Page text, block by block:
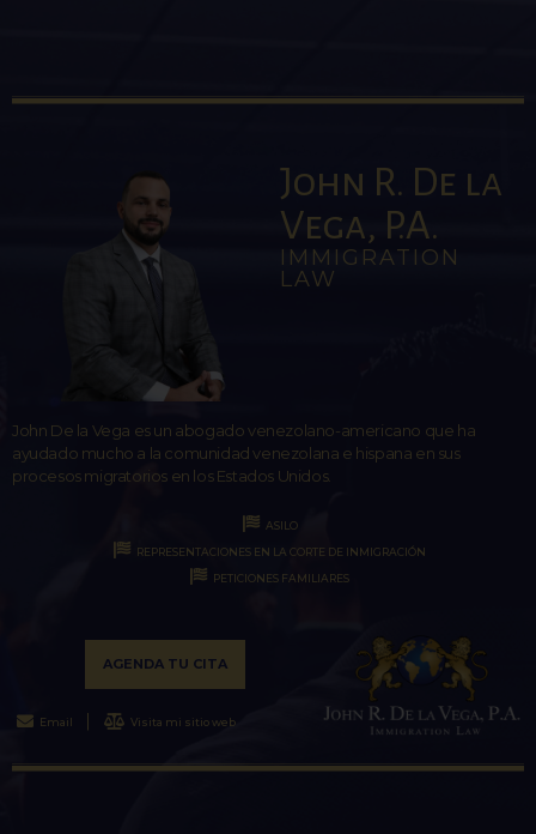
John R. De la
Vega, P.A.
IMMIGRATION
LAW
John De la Vega es un abogado venezolano-americano que ha
ayudado mucho a la comunidad venezolana e hispana en sus
procesos migratorios en los Estados Unidos.
ASILO
REPRESENTACIONES EN LA CORTE DE INMIGRACIÓN
PETICIONES FAMILIARES
AGENDA TU CITA
Email Visita mi sitio web